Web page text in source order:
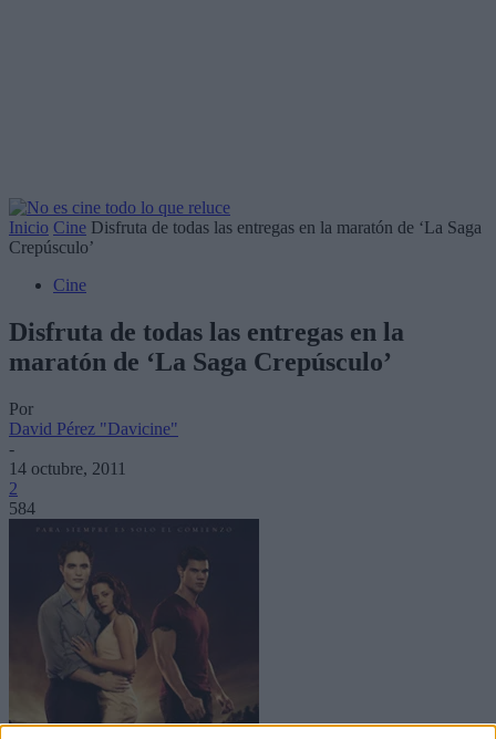
Inicio Cine Disfruta de todas las entregas en la maratón de ‘La Saga
Crepúsculo’
Cine
Disfruta de todas las entregas en la
maratón de ‘La Saga Crepúsculo’
Por
David Pérez "Davicine"
-
14 octubre, 2011
2
584